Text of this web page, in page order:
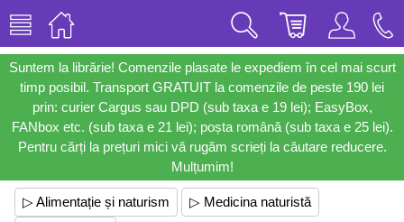
Suntem la librărie! Comenzile plasate le expediem în cel mai scurt
timp posibil. Transport GRATUIT la comenzile de peste 190 lei
prin: curier Cargus sau DPD (sub taxa e 19 lei); EasyBox,
FANbox etc. (sub taxa e 21 lei); poșta română (sub taxa e 25 lei).
Pentru cărți la prețuri mici vă rugăm scrieți la căutare reducere.
Mulțumim!
▷ Alimentație și naturism
▷ Medicina naturistă